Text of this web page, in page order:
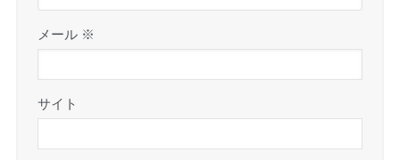
メール ※
サイト